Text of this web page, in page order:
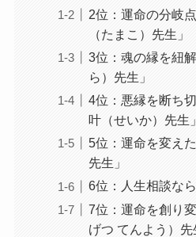
2位：運命の分岐
（たまこ）先生」
3位：魂の縁を紐
ら）先生」
4位：悪縁を断ち
叶（せいか）先生」
5位：運命を変え
先生」
6位：人生相談な
7位：運命を創り
げつ てんよう）先